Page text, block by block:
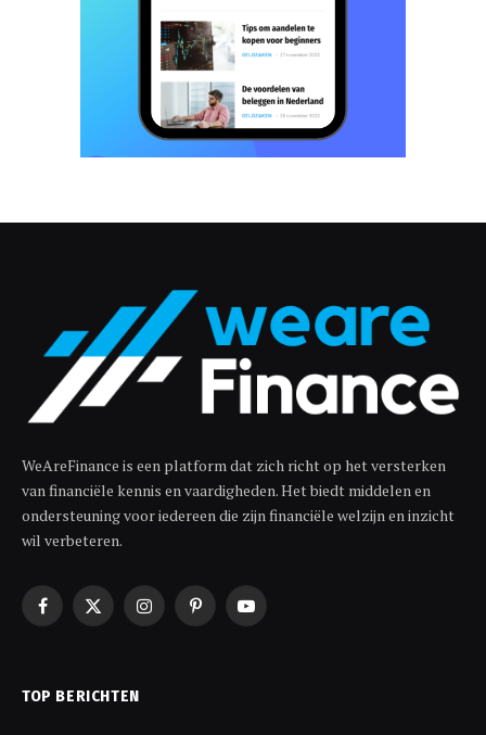
WeAreFinance is een platform dat zich richt op het versterken
van financiële kennis en vaardigheden. Het biedt middelen en
ondersteuning voor iedereen die zijn financiële welzijn en inzicht
wil verbeteren.
Facebook
X
InstagramPinterestYouTube
TOP BERICHTEN